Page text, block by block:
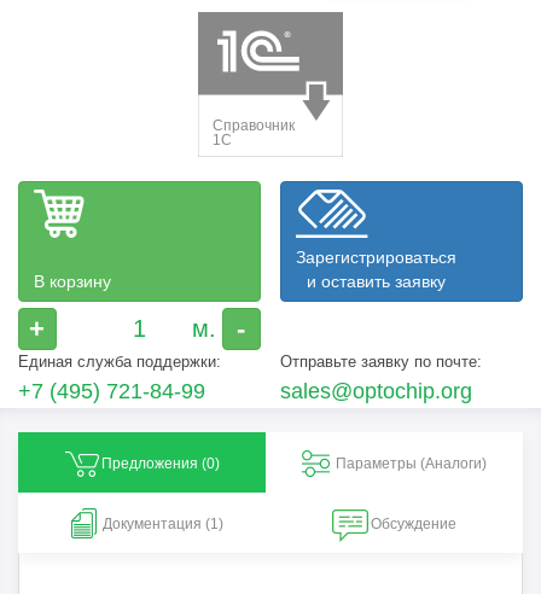
В корзину
+ -
Зарегистрироваться
и оставить заявку
Единая служба поддержки:
+7 (495) 721-84-99
Отправьте заявку по почте:
sales@optochip.org
Предложения (0) Параметры (Aналоги)
Документация (1) Обсуждение